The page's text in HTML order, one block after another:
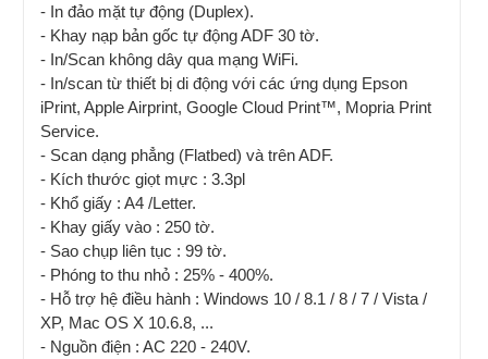
- In đảo mặt tự động (Duplex).
- Khay nạp bản gốc tự động ADF 30 tờ.
- In/Scan không dây qua mạng WiFi.
- In/scan từ thiết bị di động với các ứng dụng Epson
iPrint, Apple Airprint, Google Cloud Print™, Mopria Print
Service.
- Scan dạng phẳng (Flatbed) và trên ADF.
- Kích thước giọt mực : 3.3pl
- Khổ giấy : A4 /Letter.
- Khay giấy vào : 250 tờ.
- Sao chụp liên tục : 99 tờ.
- Phóng to thu nhỏ : 25% - 400%.
- Hỗ trợ hệ điều hành : Windows 10 / 8.1 / 8 / 7 / Vista /
XP, Mac OS X 10.6.8, ...
- Nguồn điện : AC 220 - 240V.